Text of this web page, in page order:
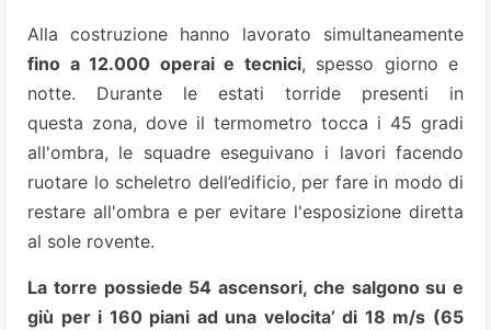
Alla costruzione hanno lavorato simultaneamente
fino a 12.000 operai e tecnici, spesso giorno e
notte. Durante le estati torride presenti in
questa zona, dove il termometro tocca i 45 gradi
all'ombra, le squadre eseguivano i lavori facendo
ruotare lo scheletro dell’edificio, per fare in modo di
restare all'ombra e per evitare l'esposizione diretta
al sole rovente.
La torre possiede 54 ascensori, che salgono su e
giù per i 160 piani ad una velocita’ di 18 m/s (65